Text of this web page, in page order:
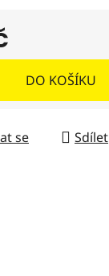
DO KOŠÍKU
se Sdílet